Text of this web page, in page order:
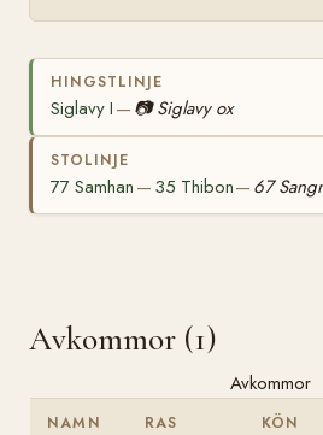
HINGSTLINJE
Siglavy I — 📷 Siglavy ox
STOLINJE
77 Samhan — 35 Thibon— 67
Avkommor (1)
Avkommor
NAMN RAS KÖN